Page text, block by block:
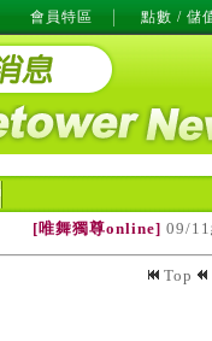
會員特區 點數 / 儲
[唯舞獨尊online] 09/
Top